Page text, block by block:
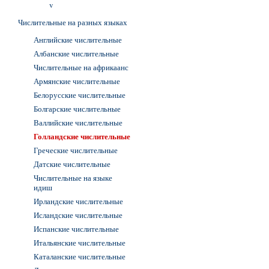
v
Числительные на разных языках
Английские числительные
Албанские числительные
Числительные на африкаанс
Армянские числительные
Белорусские числительные
Болгарские числительные
Валлийские числительные
Голландские числительные
Греческие числительные
Датские числительные
Числительные на языке
идиш
Ирландские числительные
Исландские числительные
Испанские числительные
Итальянские числительные
Каталанские числительные